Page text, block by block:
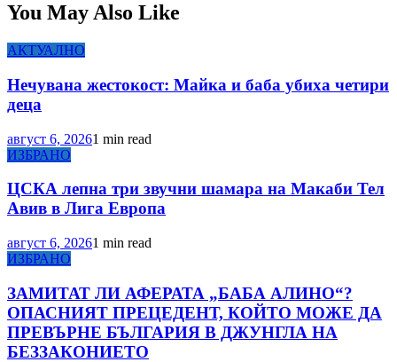
You May Also Like
АКТУАЛНО
Нечувана жестокост: Майка и баба убиха четири
деца
август 6, 20261 min read
ИЗБРАНО
ЦСКА лепна три звучни шамара на Макаби Тел
Авив в Лига Европа
август 6, 20261 min read
ИЗБРАНО
ЗАМИТАТ ЛИ АФЕРАТА „БАБА АЛИНО“?
ОПАСНИЯТ ПРЕЦЕДЕНТ, КОЙТО МОЖЕ ДА
ПРЕВЪРНЕ БЪЛГАРИЯ В ДЖУНГЛА НА
БЕЗЗАКОНИЕТО